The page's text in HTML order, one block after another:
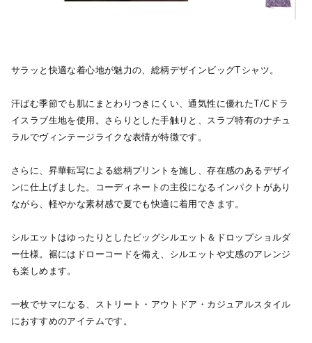
サラッと快適な着心地が魅力の、総柄デザインビッグTシャツ。
汗ばむ季節でも肌にまとわりつきにくい、通気性に優れたT/Cドラ
イスラブ生地を使用。さらりとした手触りと、スラブ特有のナチュ
ラルでヴィンテージライクな表情が特徴です。
さらに、昇華転写による総柄プリントを施し、存在感のあるデザイ
ンに仕上げました。コーディネートの主役になるインパクトがあり
ながら、軽やかな素材感で夏でも快適に着用できます。
シルエットはゆったりとしたビッグシルエット＆ドロップショルダ
ー仕様。裾にはドローコードを備え、シルエットや丈感のアレンジ
も楽しめます。
一枚でサマになる、ストリート・アウトドア・カジュアルスタイル
におすすめのアイテムです。